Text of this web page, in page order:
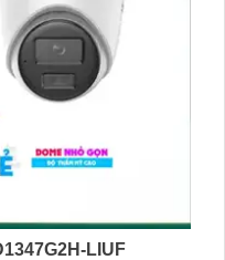
LIUF